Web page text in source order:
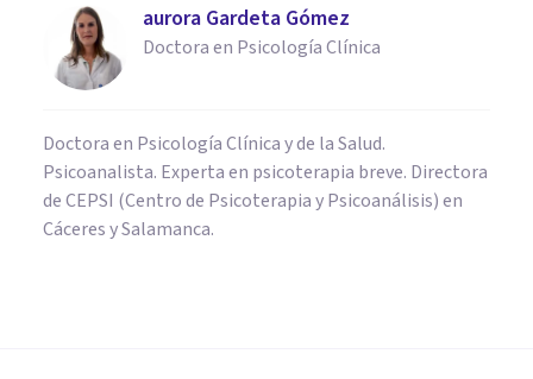
​aurora Gardeta Gómez
Doctora en Psicología Clínica
Doctora en Psicología Clínica y de la Salud.
Psicoanalista. Experta en psicoterapia breve. Directora
de CEPSI (Centro de Psicoterapia y Psicoanálisis) en
Cáceres y Salamanca.